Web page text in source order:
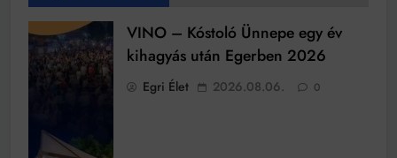
VINO – Kóstoló Ünnepe egy év
kihagyás után Egerben 2026
Egri Élet 2026.08.06. 0